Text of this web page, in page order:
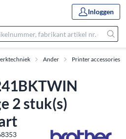
Inloggen
Ander Printer accessories
2 stuk(s)